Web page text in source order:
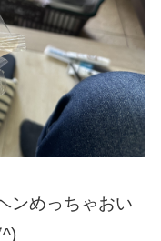
ンめっちゃおい